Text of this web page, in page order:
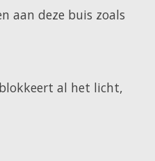
aan deze buis zoals
al het licht,